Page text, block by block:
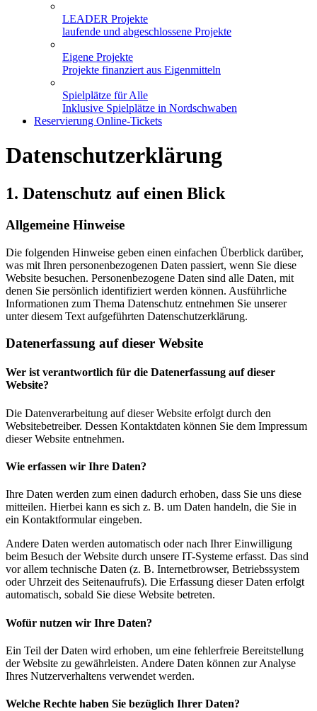
LEADER Projekte
laufende und abgeschlossene Projekte
Eigene Projekte
Projekte finanziert aus Eigenmitteln
Spielplätze für Alle
Inklusive Spielplätze in Nordschwaben
Reservierung Online-Tickets
Datenschutz­erklärung
1. Datenschutz auf einen Blick
Allgemeine Hinweise
Die folgenden Hinweise geben einen einfachen Überblick darüber,
was mit Ihren personenbezogenen Daten passiert, wenn Sie diese
Website besuchen. Personenbezogene Daten sind alle Daten, mit
denen Sie persönlich identifiziert werden können. Ausführliche
Informationen zum Thema Datenschutz entnehmen Sie unserer
unter diesem Text aufgeführten Datenschutzerklärung.
Datenerfassung auf dieser Website
Wer ist verantwortlich für die Datenerfassung auf dieser
Website?
Die Datenverarbeitung auf dieser Website erfolgt durch den
Websitebetreiber. Dessen Kontaktdaten können Sie dem Impressum
dieser Website entnehmen.
Wie erfassen wir Ihre Daten?
Ihre Daten werden zum einen dadurch erhoben, dass Sie uns diese
mitteilen. Hierbei kann es sich z. B. um Daten handeln, die Sie in
ein Kontaktformular eingeben.
Andere Daten werden automatisch oder nach Ihrer Einwilligung
beim Besuch der Website durch unsere IT-Systeme erfasst. Das sind
vor allem technische Daten (z. B. Internetbrowser, Betriebssystem
oder Uhrzeit des Seitenaufrufs). Die Erfassung dieser Daten erfolgt
automatisch, sobald Sie diese Website betreten.
Wofür nutzen wir Ihre Daten?
Ein Teil der Daten wird erhoben, um eine fehlerfreie Bereitstellung
der Website zu gewährleisten. Andere Daten können zur Analyse
Ihres Nutzerverhaltens verwendet werden.
Welche Rechte haben Sie bezüglich Ihrer Daten?